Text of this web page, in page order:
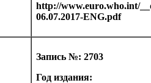
http://www.euro.who.int/
06.07.2017-ENG.pdf
Запись №: 2703
Год издания: